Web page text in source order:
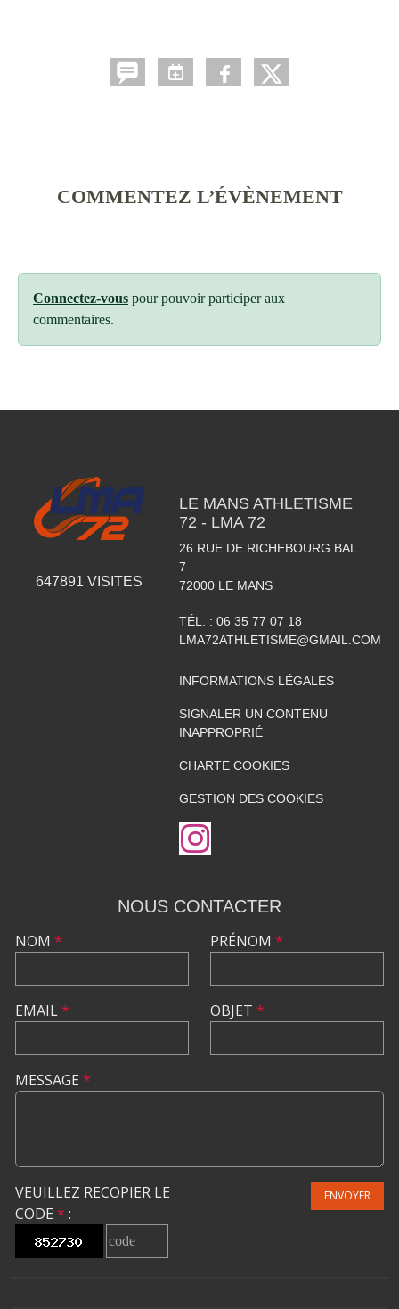
COMMENTEZ L’ÉVÈNEMENT
Connectez-vous pour pouvoir participer aux
commentaires.
647891 VISITES
LE MANS ATHLETISME
72 - LMA 72
26 RUE DE RICHEBOURG BAL
7
72000 LE MANS
TÉL. : 06 35 77 07 18
LMA72ATHLETISME@GMAIL.COM
INFORMATIONS LÉGALES
SIGNALER UN CONTENU
INAPPROPRIÉ
CHARTE COOKIES
GESTION DES COOKIES
NOUS CONTACTER
NOM *
EMAIL*
PRÉNOM *
OBJET *
MESSAGE *
VEUILLEZ RECOPIER LE
CODE * :
ENVOYER